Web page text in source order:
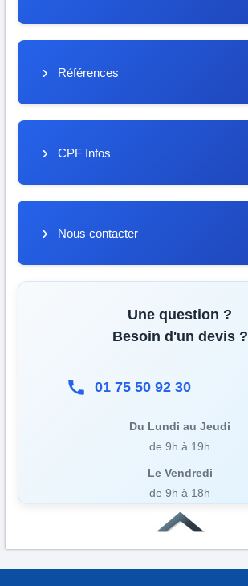
Références
CPF Infos
Nous contacter
Une question ?
Besoin d'un devis ?
01 75 50 92 30
Du Lundi au Jeudi
de 9h à 19h
Le Vendredi
de 9h à 18h